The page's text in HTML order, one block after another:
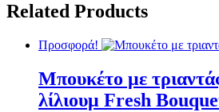
Related Products
Προσφορά!
Μπουκέτο με
λίλιουμ Fresh